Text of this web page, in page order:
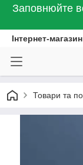
Заповнюйте
Інтернет-
Товари та